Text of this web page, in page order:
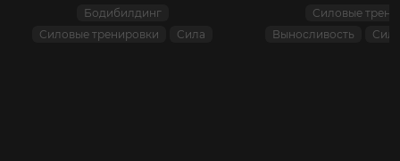
Бодибилдинг
Силовые тренировки
Сила
Силовые
Выносливость
Сила